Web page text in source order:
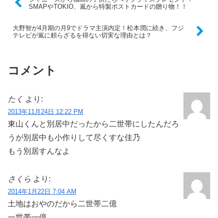
SMAPやTOKIO、嵐から特製ポストカードの贈り物！！
大野智が4月期の月9でドラマ主演内定！松本潤に続き、フジ
テレビが嵐に頼らざるを得ない切実な理由とは？
コメント
たく より:
2013年11月24日 12:22 PM
東山くんと別居中だったから二世帯にしたんだろ
うが別居中も小作りして尽くすな佳乃
もう別居すんなよ
さくら より:
2014年1月22日 7:04 AM
土地はおやのだから二世帯二億